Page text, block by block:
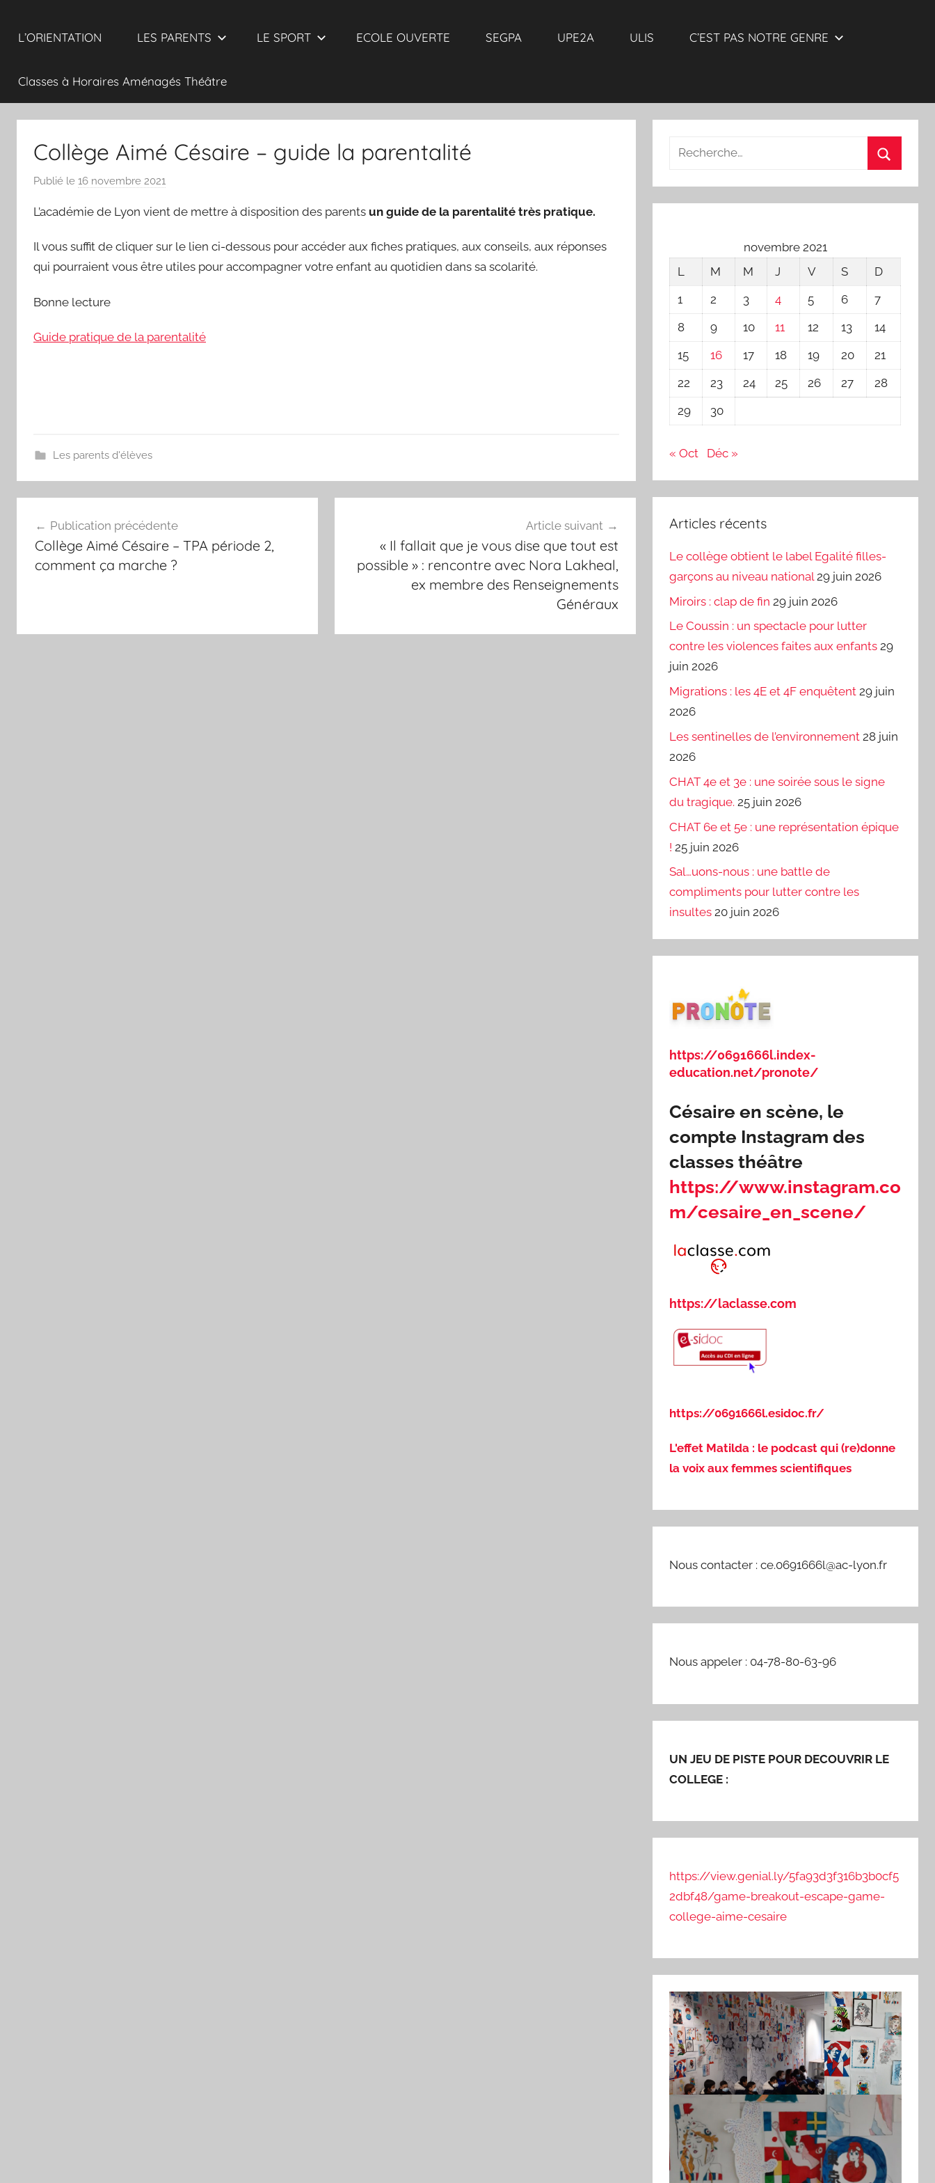
L’ORIENTATION LES PARENTS LE SPORT ECOLE OUVERTE SEGPA UPE2A ULIS C’EST PAS NOTRE GENRE
Classes à Horaires Aménagés Théâtre
Collège Aimé Césaire – guide la parentalité
Publié le 16 novembre 2021
r
I
C
E
l
e
r
L’académie de Lyon vient de mettre à disposition des parents un guide de la parentalité très pratique.
Il vous suffit de cliquer sur le lien ci-dessous pour accéder aux fiches pratiques, aux conseils, aux réponses
qui pourraient vous être utiles pour accompagner votre enfant au quotidien dans sa scolarité.
Bonne lecture
Guide pratique de la parentalité
Les parents d'élèves
de
l’article
Publication précédente
Collège Aimé Césaire – TPA période 2,
comment ça marche ?
Article suivant
« Il fallait que je vous dise que tout est
possible » : rencontre avec Nora Lakheal,
ex membre des Renseignements
Généraux
Recherche
:
novembre 2021
L
M M J V S
D
1
2 3 4 5 6
7
8
9 10 11 12 13
14
15
16 17 18 19 20
21
22
23 24 25 26 27
28
29
30
« Oct Déc »
Articles récents
Le collège obtient le label Egalité filles-
garçons au niveau national 29 juin 2026
Miroirs : clap de fin 29 juin 2026
Le Coussin : un spectacle pour lutter
contre les violences faites aux enfants 29
juin 2026
Migrations : les 4E et 4F enquêtent 29 juin
2026
Les sentinelles de l’environnement 28 juin
2026
CHAT 4e et 3e : une soirée sous le signe
du tragique. 25 juin 2026
CHAT 6e et 5e : une représentation épique
! 25 juin 2026
Sal…uons-nous : une battle de
compliments pour lutter contre les
insultes 20 juin 2026
https://0691666l.index-
education.net/pronote/
Césaire en scène, le
compte Instagram des
classes théâtre
https://www.instagram.co
m/cesaire_en_scene/
https://laclasse.com
https://0691666l.esidoc.fr/
L'effet Matilda : le podcast qui (re)donne
la voix aux femmes scientifiques
Nous contacter : ce.0691666l@ac-lyon.fr
Nous appeler : 04-78-80-63-96
UN JEU DE PISTE POUR DECOUVRIR LE
COLLEGE :
https://view.genial.ly/5fa93d3f316b3b0cf5
2dbf48/game-breakout-escape-game-
college-aime-cesaire